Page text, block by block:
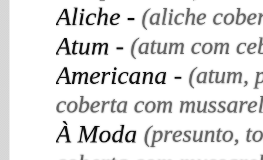
Aliche - (aliche
Atum - (atum com
Americana - (atum,
coberta com
À Moda (presunto,